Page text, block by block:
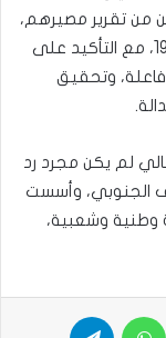
من تقرير مصيرهم،
واستعادة دولتهم على حدود ما قبل عام 1990، مع التأكيد على
فاعلة، وتحقيق
لم يكن مجرد رد
الجنوبي، وأسست
وطنية وشعبية،